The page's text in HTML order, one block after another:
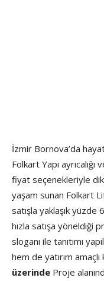
İzmir Bornova’da
Folkart Yapı
fiyat seçenekleriyle
yaşam sunan Folkart
satışla yaklaşık yüzde
hızla satışa yöneldiği
sloganı ile tanıtımı
hem de yatırım
üzerinde Proje